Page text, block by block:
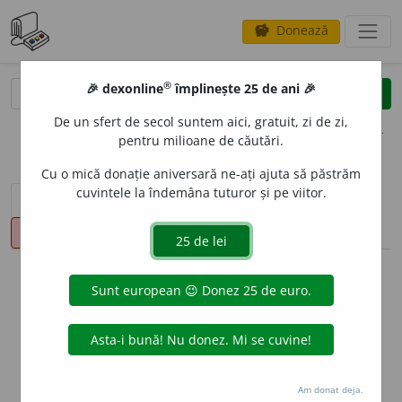
savings Donează
clear
opțiuni
sinteza definițiilor (1) definiții (16)
declinări
info
Aceste definiții sunt compilate de
echipa dexonline. Definițiile
originale se află pe filadefiniții.
Puteți reordona filele pe pagina de
🎉 dexonline® împlinește 25 de ani 🎉
De un sfert de secol suntem aici, gratuit, zi de zi,
pentru milioane de căutări.
Cu o mică donație aniversară ne-ați ajuta să păstrăm
cuvintele la îndemâna tuturor și pe viitor.
Am donat deja.